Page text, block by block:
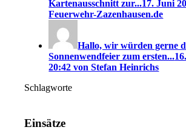
Kartenausschnitt zur...17. Juni
Feuerwehr-Zazenhausen.de
Hallo, wir würden gerne
Sonnenwendfeier zum ersten...
20:42 von Stefan Heinrichs
Schlagworte
Einsätze